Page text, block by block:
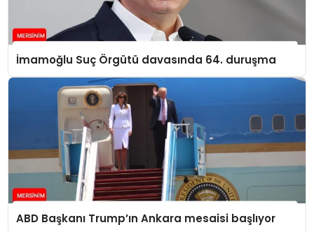
İmamoğlu Suç Örgütü davasında 64. duruşma
ABD Başkanı Trump’ın Ankara mesaisi başlıyor